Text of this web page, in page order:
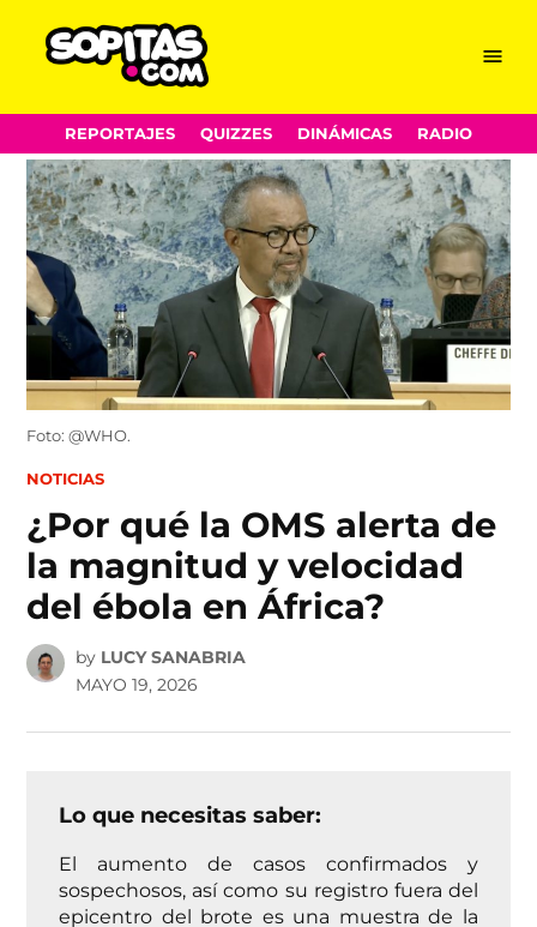
Skip
to
content
Menu
REPORTAJES QUIZZES DINÁMICAS RADIO
Foto: @WHO.
POSTED
NOTICIAS
¿Por qué la OMS alerta de
la magnitud y velocidad
del ébola en África?
by LUCY SANABRIA
MAYO 19, 2026
Lo que necesitas saber:
El aumento de casos confirmados y
sospechosos, así como su registro fuera del
epicentro del brote es una muestra de la